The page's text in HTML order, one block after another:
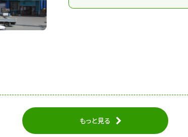
もっと見る